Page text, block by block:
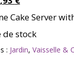
:
€.
prix
actuel
est :
6,93 €.
Cake Server
de stock
: Jardin, Vaisselle &